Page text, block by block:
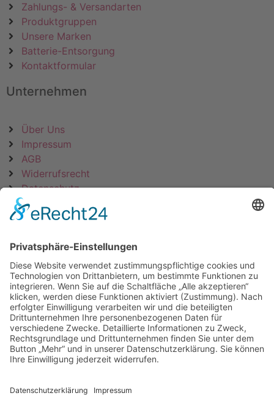
Zahlungs- & Versandarten
Produktgruppen
Unsere Marken
Batterie-Entsorgung
Kontaktformular
Unternehmen
Über Uns
Impressum
AGB
Widerrufsrecht
Datenschutz
KATEGORIEN
ÜBER UNS
UNSERE MARKEN